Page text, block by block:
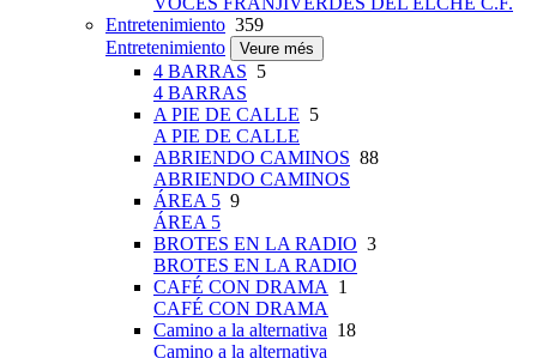
Entretenimiento 359
Entretenimiento
Veure més
4 BARRAS 5
4 BARRAS
A PIE DE CALLE 5
A PIE DE CALLE
ABRIENDO CAMINOS 88
ABRIENDO CAMINOS
ÁREA 5 9
ÁREA 5
BROTES EN LA RADIO 3
BROTES EN LA RADIO
CAFÉ CON DRAMA
1
CAFÉ CON DRAMA
Camino a la alternativa 18
Camino a la alternativa